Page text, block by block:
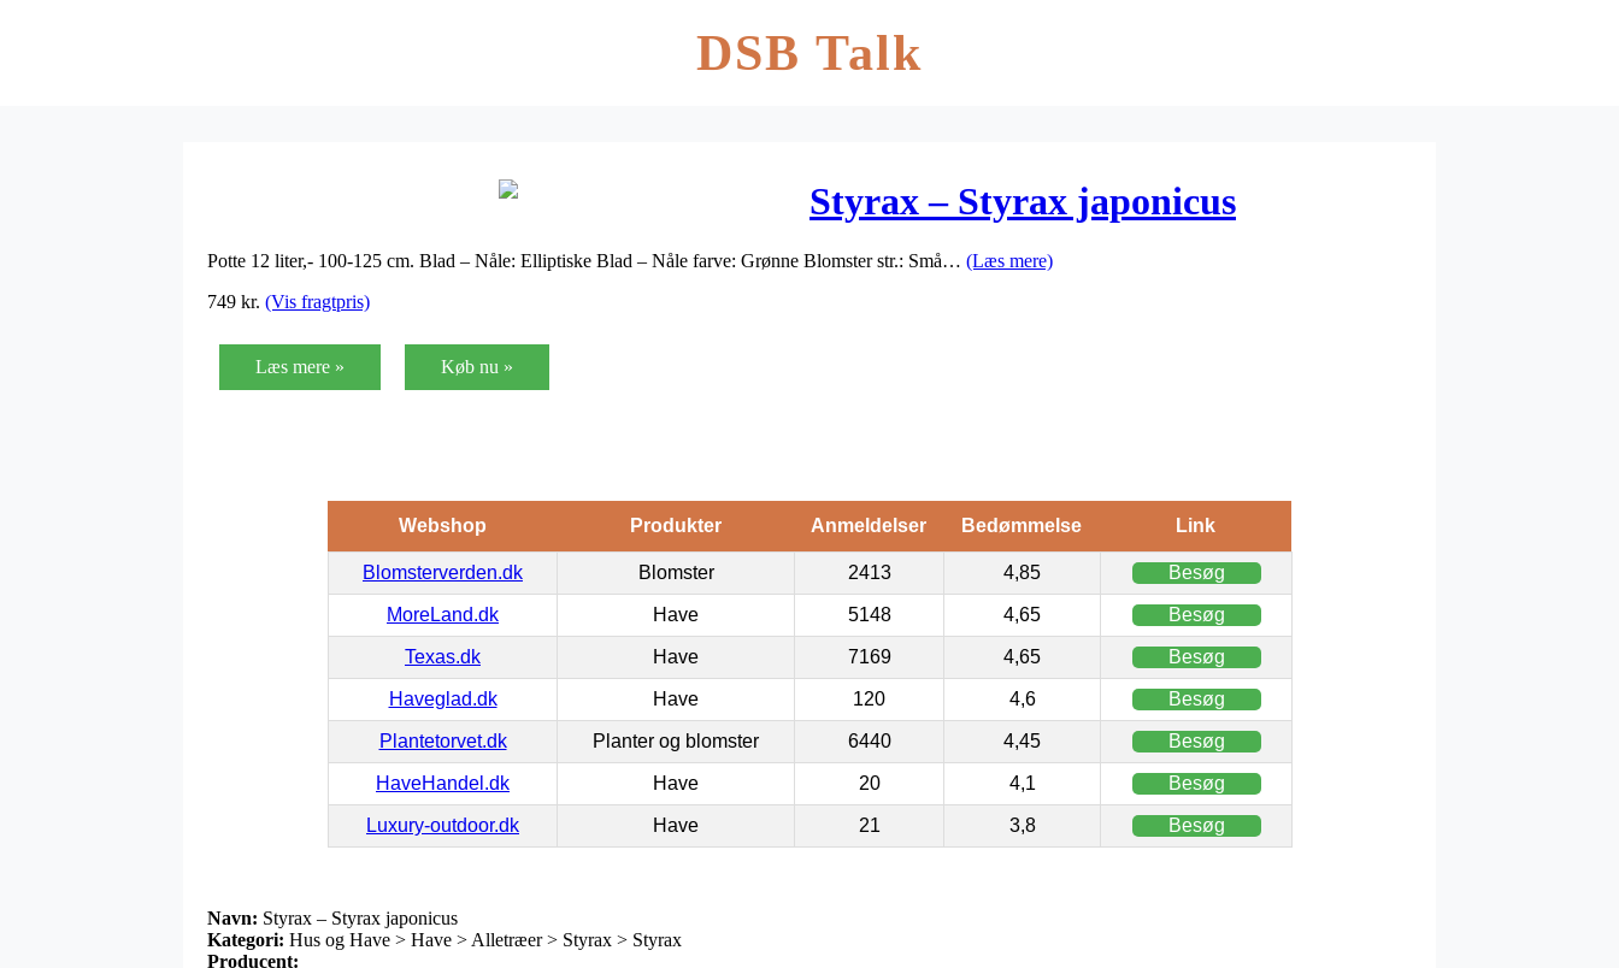
DSB Talk
Styrax – Styrax japonicus
Potte 12 liter,- 100-125 cm. Blad – Nåle: Elliptiske Blad – Nåle farve: Grønne Blomster str.: Små… (Læs mere)
749 kr. (Vis fragtpris)
Læs mere » Køb nu »
Webshop Produkter Anmeldelser Bedømmelse Link
Blomsterverden.dk Blomster 2413 4,85 Besøg
MoreLand.dk Have 5148 4,65 Besøg
Texas.dk Have 7169 4,65 Besøg
Haveglad.dk Have 120 4,6 Besøg
Plantetorvet.dk Planter og blomster 6440 4,45 Besøg
HaveHandel.dk Have 20 4,1 Besøg
Luxury-outdoor.dk Have 21 3,8 Besøg
Navn: Styrax – Styrax japonicus
Kategori: Hus og Have > Have > Alletræer > Styrax > Styrax
Producent: